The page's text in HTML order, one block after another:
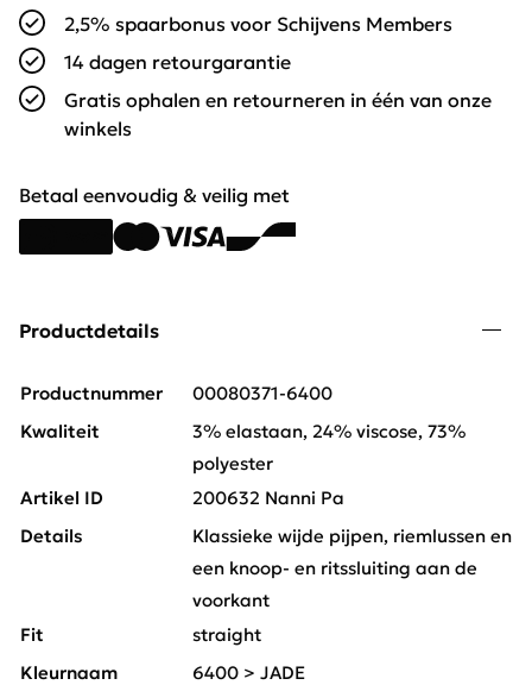
2,5% spaarbonus voor Schijvens Members
14 dagen retourgarantie
Gratis ophalen en retourneren in één van onze
winkels
Betaal eenvoudig & veilig met
Productdetails
Productnummer
00080371-6400
Kwaliteit
3% elastaan, 24% viscose, 73%
polyester
Artikel ID
200632 Nanni Pa
Details
Klassieke wijde pijpen, riemlussen en
een knoop- en ritssluiting aan de
voorkant
Fit
straight
Kleurnaam
6400 > JADE